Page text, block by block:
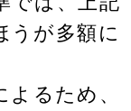
うが多額に
るため、